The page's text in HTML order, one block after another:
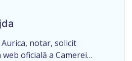
ă la data de 15.05.2021
de moștenitor este […]
notar, solicit
oficială a Camerei